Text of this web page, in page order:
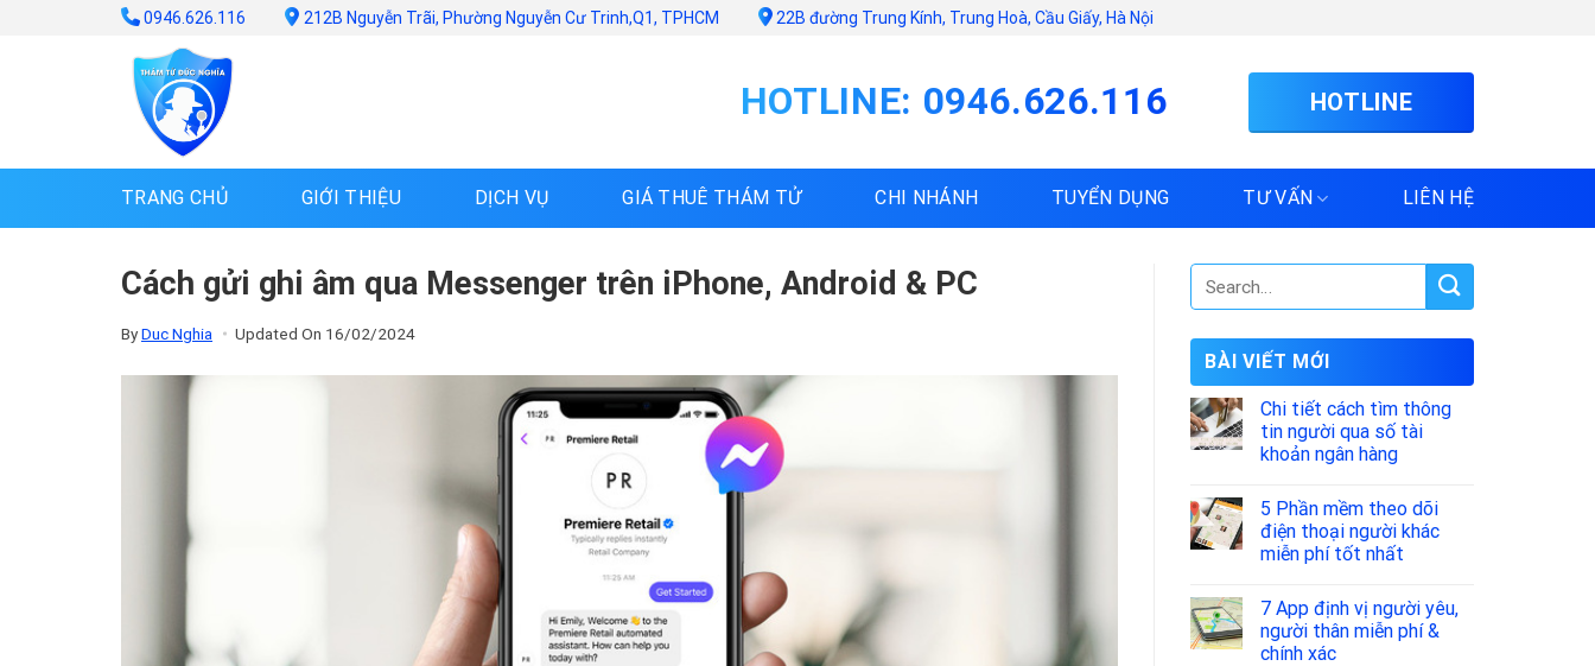
0946.626.116 212B Nguyễn Trãi, Phường Nguyễn Cư Trinh,Q1, TPHCM 22B đường Trung Kính, Trung Hoà, Cầu Giấy, Hà Nội
HOTLINE: 0946.626.116 HOTLINE
TRANG CHỦ GIỚI THIỆU DỊCH VỤ GIÁ THUÊ THÁM TỬ CHI NHÁNH TUYỂN DỤNG TƯ VẤN LIÊN HỆ
Cách gửi ghi âm qua Messenger trên iPhone, Android & PC
ByDuc Nghia Updated On 16/02/2024
BÀI VIẾT MỚI
Chi tiết cách tìm thông
tin người qua số tài
khoản ngân hàng
5 Phần mềm theo dõi
điện thoại người khác
miễn phí tốt nhất
7 App định vị người yêu,
người thân miễn phí &
chính xác